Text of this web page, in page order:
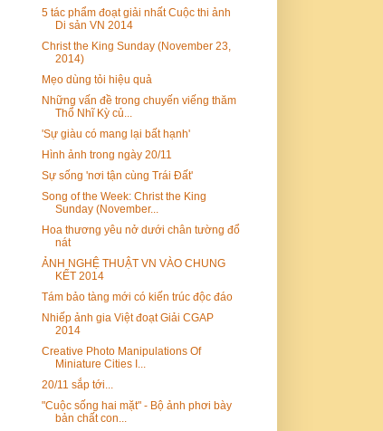
5 tác phẩm đoạt giải nhất Cuộc thi ảnh
Di sản VN 2014
Christ the King Sunday (November 23,
2014)
Mẹo dùng tỏi hiệu quả
Những vấn đề trong chuyến viếng thăm
Thổ Nhĩ Kỳ củ...
'Sự giàu có mang lại bất hạnh'
Hình ảnh trong ngày 20/11
Sự sống 'nơi tận cùng Trái Đất'
Song of the Week: Christ the King
Sunday (November...
Hoa thương yêu nở dưới chân tường đổ
nát
ẢNH NGHỆ THUẬT VN VÀO CHUNG
KẾT 2014
Tám bảo tàng mới có kiến trúc độc đáo
Nhiếp ảnh gia Việt đoạt Giải CGAP
2014
Creative Photo Manipulations Of
Miniature Cities I...
20/11 sắp tới...
"Cuộc sống hai mặt" - Bộ ảnh phơi bày
bản chất con...